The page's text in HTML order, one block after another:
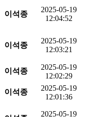
이석종
2025-05-19
12:04:52
이석종
2025-05-19
12:03:21
이석종
2025-05-19
12:02:29
이석종
2025-05-19
12:01:36
2025-05-19